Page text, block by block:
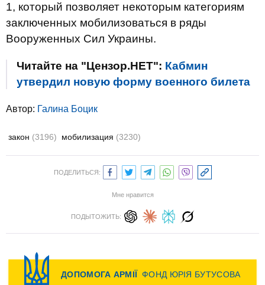
1, который позволяет некоторым категориям
заключенных мобилизоваться в ряды
Вооруженных Сил Украины.
Читайте на "Цензор.НЕТ": Кабмин
утвердил новую форму военного билета
Автор: Галина Боцик
закон (3196) мобилизация (3230)
ПОДЕЛИТЬСЯ:
Мне нравится
ПОДЫТОЖИТЬ: